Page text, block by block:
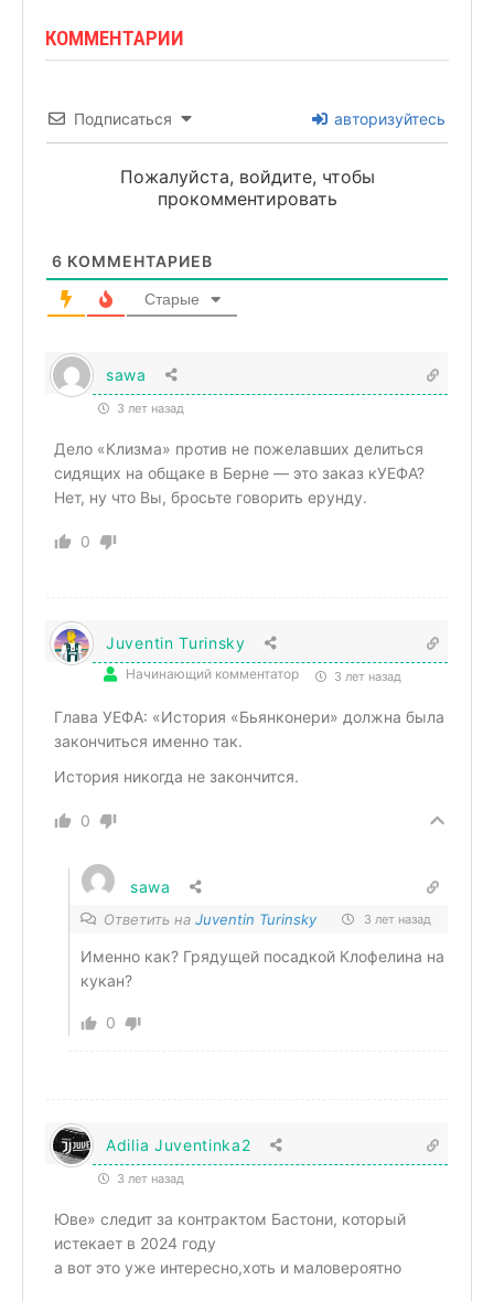
КОММЕНТАРИИ
Подписаться авторизуйтесь
Пожалуйста, войдите, чтобы
прокомментировать
6 КОММЕНТАРИЕВ
Старые
sawa
3 лет назад
Дело «Клизма» против не пожелавших делиться
сидящих на общаке в Берне — это заказ кУЕФА?
Нет, ну что Вы, бросьте говорить ерунду.
0
Juventin Turinsky
Начинающий комментатор 3 лет назад
Глава УЕФА: «История «Бьянконери» должна была
закончиться именно так.
История никогда не закончится.
0
sawa
Ответить на Juventin Turinsky 3 лет назад
Именно как? Грядущей посадкой Клофелина на
кукан?
0
Adilia Juventinka2
3 лет назад
Юве» следит за контрактом Бастони, который
истекает в 2024 году
а вот это уже интересно,хоть и маловероятно